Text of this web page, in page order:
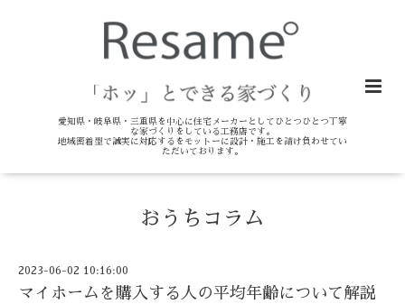
愛知県・岐阜県・三重県を中心に住宅メーカーとしてひとつひとつ丁寧
な家づくりをしている工務店です。
地域密着型で誠実に対応するをモットーに設計・施工を請け負わせてい
ただいております。
おうちコラム
2023-06-02 10:16:00
マイホームを購入する人の平均年齢について解説